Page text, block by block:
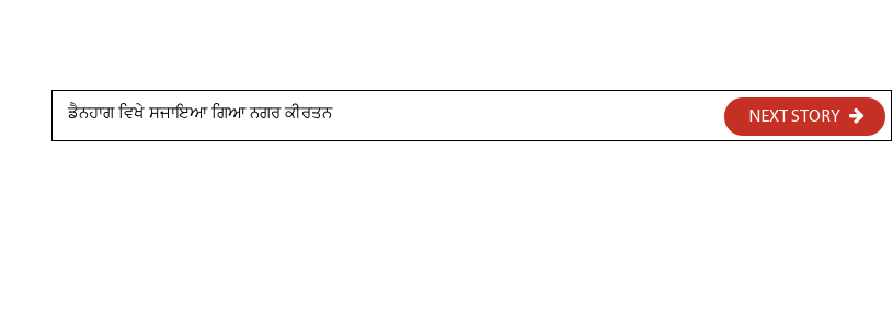
ਡੈਨਹਾਗ ਵਿਖੇ ਸਜਾਇਆ ਗਿਆ ਨਗਰ ਕੀਰਤਨ NEXT STORY